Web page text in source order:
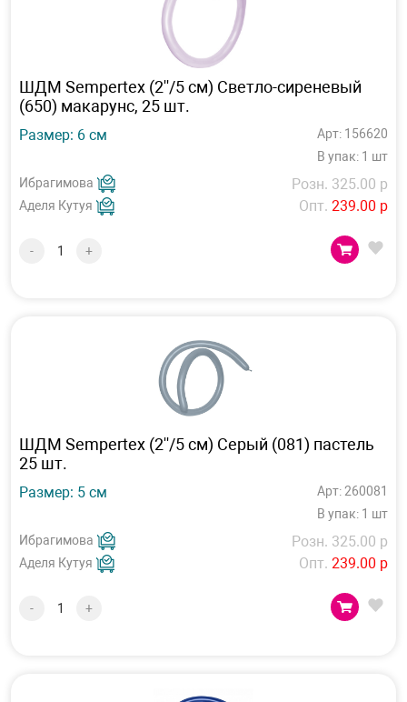
ШДМ Sempertex (2''/5 см) Светло-сиреневый
(650) макарунс, 25 шт.
Размер: 6 см
Арт: 156620
В упак: 1 шт
Ибрагимова
Аделя Кутуя
Розн. 325.00 р
Опт. 239.00 р
- +
ШДМ Sempertex (2''/5 см) Серый (081) пастель
25 шт.
Размер: 5 см
Арт: 260081
В упак: 1 шт
Ибрагимова
Аделя Кутуя
Розн. 325.00 р
Опт. 239.00 р
- +